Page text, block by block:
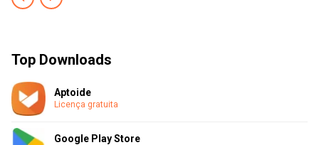
Top Downloads
Aptoide
Licença gratuita
Google Play Store